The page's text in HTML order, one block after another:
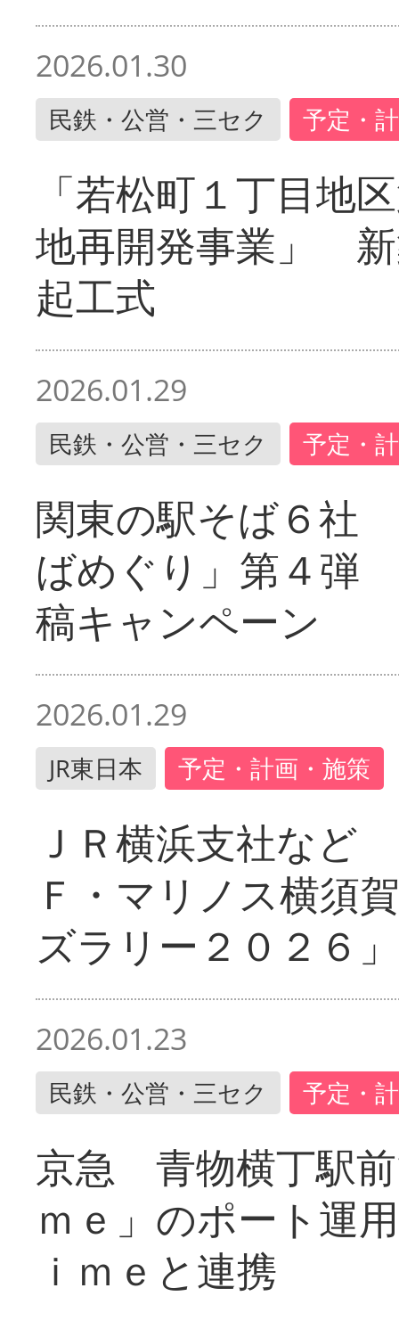
2026.01.30
民鉄・公営・三セク 予定・
「若松町１丁目地
地再開発事業」
起工式
2026.01.29
民鉄・公営・三セク 予定・
関東の駅そば６社
ばめぐり」第４弾
稿キャンペーン
2026.01.29
JR東日本 予定・計画・施策
ＪＲ横浜支社など
Ｆ・マリノス横須
ズラリー２０２６」
2026.01.23
民鉄・公営・三セク 予定・
京急 青物横丁駅
ｍｅ」のポート運
ｉｍｅと連携